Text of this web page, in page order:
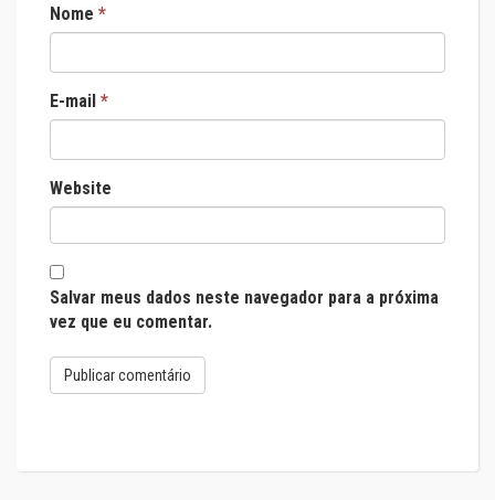
Nome *
E-mail *
Website
Salvar meus dados neste navegador para a próxima
vez que eu comentar.